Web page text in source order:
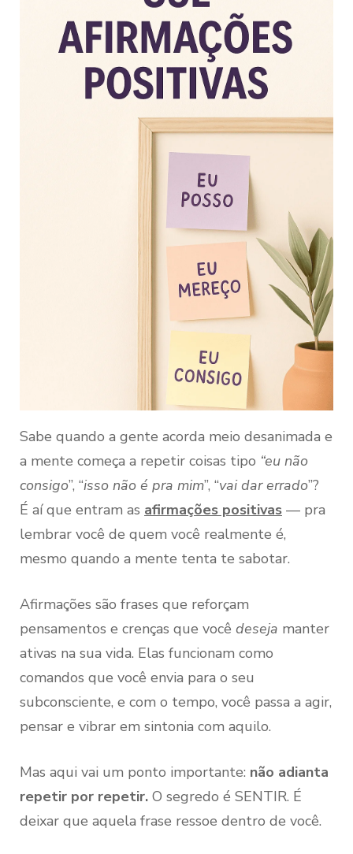
Sabe quando a gente acorda meio desanimada e
a mente começa a repetir coisas tipo “eu não
consigo”, “isso não é pra mim”, “vai dar errado”?
É aí que entram as afirmações positivas — pra
lembrar você de quem você realmente é,
mesmo quando a mente tenta te sabotar.
Afirmações são frases que reforçam
pensamentos e crenças que você deseja manter
ativas na sua vida. Elas funcionam como
comandos que você envia para o seu
subconsciente, e com o tempo, você passa a agir,
pensar e vibrar em sintonia com aquilo.
Mas aqui vai um ponto importante: não adianta
repetir por repetir. O segredo é SENTIR. É
deixar que aquela frase ressoe dentro de você.